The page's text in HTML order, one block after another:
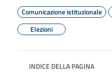
Comunicazione istituzionale
Elezioni
INDICE DELLA PAGINA